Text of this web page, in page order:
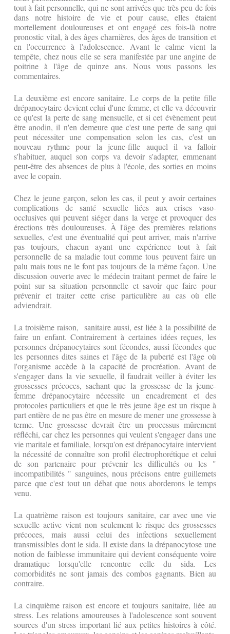
tout à fait personnelle, qui ne sont arrivées que très peu de fois
dans notre histoire de vie et pour cause, elles étaient
mortellement douloureuses et ont engagé ces fois-là notre
pronostic vital, à des âges charnières, des âges de transition et
en l'occurrence à l'adolescence. Avant le calme vient la
tempête, chez nous elle se sera manifestée par une angine de
poitrine à l'âge de quinze ans. Nous vous passons les
commentaires.
La deuxième est encore sanitaire. Le corps de la petite fille
drépanocytaire devient celui d'une femme, et elle va découvrir
ce qu'est la perte de sang mensuelle, et si cet évènement peut
être anodin, il n'en demeure que c'est une perte de sang qui
peut nécessiter une compensation selon les cas, c'est un
nouveau rythme pour la jeune-fille auquel il va falloir
s'habituer, auquel son corps va devoir s'adapter, emmenant
peut-être des absences de plus à l'école, des sorties en moins
avec le copain.
Chez le jeune garçon, selon les cas, il peut y avoir certaines
complications de santé sexuelle liées aux crises vaso-
occlusives qui peuvent siéger dans la verge et provoquer des
érections très douloureuses. À l'âge des premières relations
sexuelles, c'est une éventualité qui peut arriver, mais n'arrive
pas toujours, chacun ayant une expérience tout à fait
personnelle de sa maladie tout comme tous peuvent faire un
palu mais tous ne le font pas toujours de la même façon. Une
discussion ouverte avec le médecin traitant permet de faire le
point sur sa situation personnelle et savoir que faire pour
prévenir et traiter cette crise particulière au cas où elle
adviendrait.
La troisième raison, sanitaire aussi, est liée à la possibilité de
faire un enfant. Contrairement à certaines idées reçues, les
personnes drépanocytaires sont fécondes, aussi fécondes que
les personnes dites saines et l'âge de la puberté est l'âge où
l'organisme accède à la capacité de procréation. Avant de
s'engager dans la vie sexuelle, il faudrait veiller à éviter les
grossesses précoces, sachant que la grossesse de la jeune-
femme drépanocytaire nécessite un encadrement et des
protocoles particuliers et que le très jeune âge est un risque à
part entière de ne pas être en mesure de mener une grossesse à
terme. Une grossesse devrait être un processus mûrement
réfléchi, car chez les personnes qui veulent s'engager dans une
vie maritale et familiale, lorsqu'on est drépanocytaire intervient
la nécessité de connaître son profil électrophorétique et celui
de son partenaire pour prévenir les difficultés ou les "
incompatibilités " sanguines, nous précisons entre guillemets
parce que c'est tout un débat que nous aborderons le temps
venu.
La quatrième raison est toujours sanitaire, car avec une vie
sexuelle active vient non seulement le risque des grossesses
précoces, mais aussi celui des infections sexuellement
transmissibles dont le sida. Il existe dans la drépanocytose une
notion de faiblesse immunitaire qui devient conséquente voire
dramatique lorsqu'elle rencontre celle du sida. Les
comorbidités ne sont jamais des combos gagnants. Bien au
contraire.
La cinquième raison est encore et toujours sanitaire, liée au
stress. Les relations amoureuses à l'adolescence sont souvent
sources d'un stress important lié aux petites histoires à côté.